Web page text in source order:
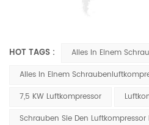
HOT TAGS :
Alles In Einem
Alles In Einem
7,5 KW Luftkompressor
Schrauben Sie Den Luftkompressor